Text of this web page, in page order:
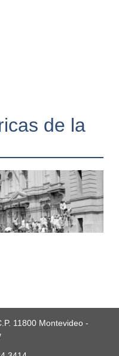
de la
11800 Montevideo -